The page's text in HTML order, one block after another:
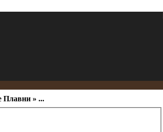
Плавни » ...